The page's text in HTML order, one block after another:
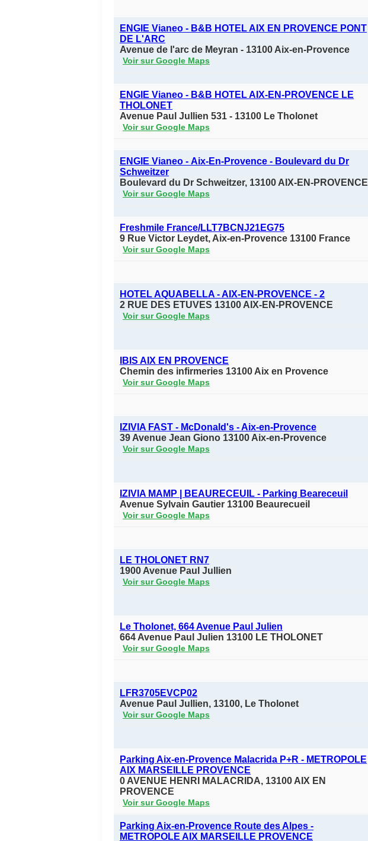
ENGIE Vianeo - B&B HOTEL AIX EN PROVENCE PONT
DE L'ARC
Avenue de l'arc de Meyran - 13100 Aix-en-Provence
Voir sur Google Maps
ENGIE Vianeo - B&B HOTEL AIX-EN-PROVENCE LE
THOLONET
Avenue Paul Jullien 531 - 13100 Le Tholonet
Voir sur Google Maps
ENGIE Vianeo - Aix-En-Provence - Boulevard du Dr
Schweitzer
Boulevard du Dr Schweitzer, 13100 AIX-EN-PROVENCE
Voir sur Google Maps
Freshmile France/LLT7BCNJ21EG75
9 Rue Victor Leydet, Aix-en-Provence 13100 France
Voir sur Google Maps
HOTEL AQUABELLA - AIX-EN-PROVENCE - 2
2 RUE DES ETUVES 13100 AIX-EN-PROVENCE
Voir sur Google Maps
IBIS AIX EN PROVENCE
Chemin des infirmeries 13100 Aix en Provence
Voir sur Google Maps
IZIVIA FAST - McDonald's - Aix-en-Provence
39 Avenue Jean Giono 13100 Aix-en-Provence
Voir sur Google Maps
IZIVIA MAMP | BEAURECEUIL - Parking Beareceuil
Avenue Sylvain Gautier 13100 Beaurecueil
Voir sur Google Maps
LE THOLONET RN7
1900 Avenue Paul Jullien
Voir sur Google Maps
Le Tholonet, 664 Avenue Paul Julien
664 Avenue Paul Julien 13100 LE THOLONET
Voir sur Google Maps
LFR3705EVCP02
Avenue Paul Jullien, 13100, Le Tholonet
Voir sur Google Maps
Parking Aix-en-Provence Malacrida P+R - METROPOLE
AIX MARSEILLE PROVENCE
0 AVENUE HENRI MALACRIDA, 13100 AIX EN
PROVENCE
Voir sur Google Maps
Parking Aix-en-Provence Route des Alpes -
METROPOLE AIX MARSEILLE PROVENCE